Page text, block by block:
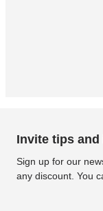
Invite tips
Sign up for our
any discount. You